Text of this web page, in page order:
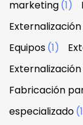
marketing(1)
Equipos(1)
Fabricación
especializado